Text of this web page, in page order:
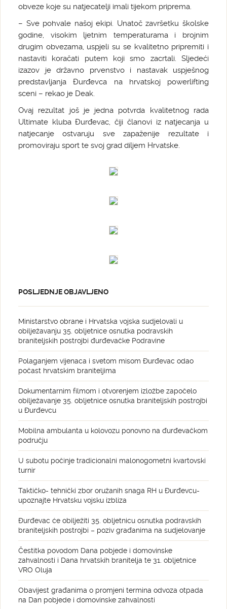
obveze koje su natjecatelji imali tijekom priprema.
– Sve pohvale našoj ekipi. Unatoč završetku školske
godine, visokim ljetnim temperaturama i brojnim
drugim obvezama, uspjeli su se kvalitetno pripremiti i
nastaviti koračati putem koji smo zacrtali. Sljedeći
izazov je državno prvenstvo i nastavak uspješnog
predstavljanja Đurđevca na hrvatskoj powerlifting
sceni – rekao je Deak.
Ovaj rezultat još je jedna potvrda kvalitetnog rada
Ultimate kluba Đurđevac, čiji članovi iz natjecanja u
natjecanje ostvaruju sve zapaženije rezultate i
promoviraju sport te svoj grad diljem Hrvatske.
POSLJEDNJE OBJAVLJENO
Ministarstvo obrane i Hrvatska vojska sudjelovali u
obilježavanju 35. obljetnice osnutka podravskih
braniteljskih postrojbi đurđevačke Podravine
Polaganjem vijenaca i svetom misom Đurđevac odao
počast hrvatskim braniteljima
Dokumentarnim filmom i otvorenjem izložbe započelo
obilježavanje 35. obljetnice osnutka braniteljskih postrojbi
u Đurđevcu
Mobilna ambulanta u kolovozu ponovno na đurđevačkom
području
U subotu počinje tradicionalni malonogometni kvartovski
turnir
Taktičko- tehnički zbor oružanih snaga RH u Đurđevcu-
upoznajte Hrvatsku vojsku izbliza
Đurđevac će obilježiti 35. obljetnicu osnutka podravskih
braniteljskih postrojbi – poziv građanima na sudjelovanje
Čestitka povodom Dana pobjede i domovinske
zahvalnosti i Dana hrvatskih branitelja te 31. obljetnice
VRO Oluja
Obavijest građanima o promjeni termina odvoza otpada
na Dan pobjede i domovinske zahvalnosti